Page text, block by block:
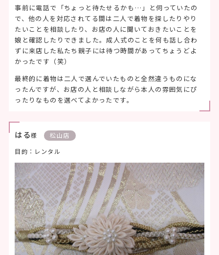
事前に電話で「ちょっと待たせるかも…」と伺っていたの
で、他の人を対応されてる間は二人で着物を探したりやり
たいことを相談したり、お店の人に聞いておきたいことを
娘と確認したりできました。成人式のことを何も話し合わ
ずに来店した私たち親子には待つ時間があってちょうどよ
かったです（笑）
最終的に着物は二人で選んでいたものと全然違うものにな
ったんですが、お店の人と相談しながら本人の雰囲気にぴ
ったりなものを選べてよかったです。
はる様
松山店
目的：レンタル